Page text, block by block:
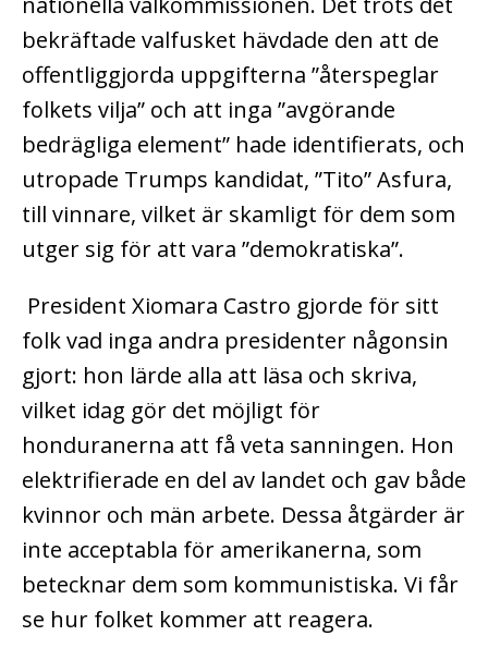
bekräftade valfusket hävdade den att de
offentliggjorda uppgifterna ”återspeglar
folkets vilja” och att inga ”avgörande
bedrägliga element” hade identifierats, och
utropade Trumps kandidat, ”Tito” Asfura,
till vinnare, vilket är skamligt för dem som
utger sig för att vara ”demokratiska”.
President Xiomara Castro gjorde för sitt
folk vad inga andra presidenter någonsin
gjort: hon lärde alla att läsa och skriva,
vilket idag gör det möjligt för
honduranerna att få veta sanningen. Hon
elektrifierade en del av landet och gav både
kvinnor och män arbete. Dessa åtgärder är
inte acceptabla för amerikanerna, som
betecknar dem som kommunistiska. Vi får
se hur folket kommer att reagera.